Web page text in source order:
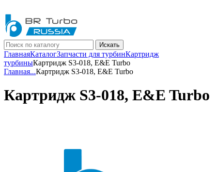
Искать
ГлавнаяКаталогЗапчасти для турбинКартридж
турбиныКартридж S3-018, E&E Turbo
Главная...Картридж S3-018, E&E Turbo
Картридж S3-018, E&E Turbo